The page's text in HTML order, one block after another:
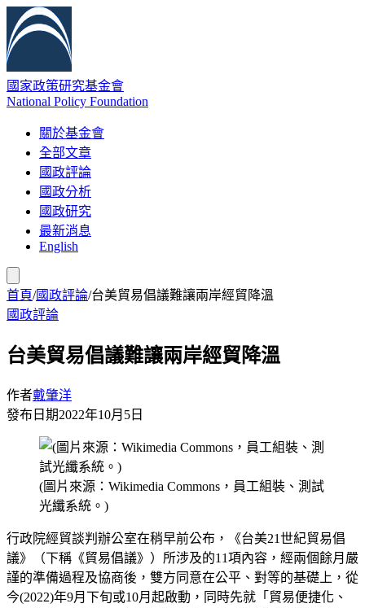
國家政策研究基金會
National Policy Foundation
關於基金會
全部文章
國政評論
國政分析
國政研究
最新消息
English
首頁/國政評論/台美貿易倡議難讓兩岸經貿降溫
國政評論
台美貿易倡議難讓兩岸經貿降溫
作者戴肇洋
發布日期2022年10月5日
(圖片來源：Wikimedia Commons，員工組裝、測試
光纖系統。)
行政院經貿談判辦公室在稍早前公布，《台美21世紀貿易倡
議》（下稱《貿易倡議》）所涉及的11項內容，經兩個餘月嚴
謹的準備過程及協商後，雙方同意在公平、對等的基礎上，從
今(2022)年9月下旬或10月起啟動，同時先就「貿易便捷化、